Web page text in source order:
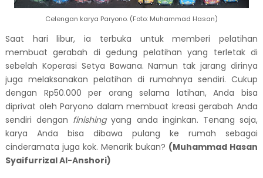
Celengan karya Paryono. (Foto: Muhammad Hasan)
Saat hari libur, ia terbuka untuk memberi pelatihan
membuat gerabah di gedung pelatihan yang terletak di
sebelah Koperasi Setya Bawana. Namun tak jarang dirinya
juga melaksanakan pelatihan di rumahnya sendiri. Cukup
dengan Rp50.000 per orang selama latihan, Anda bisa
diprivat oleh Paryono dalam membuat kreasi gerabah Anda
sendiri dengan finishingyang anda inginkan. Tenang saja,
karya Anda bisa dibawa pulang ke rumah sebagai
cinderamata juga kok. Menarik bukan? (Muhammad Hasan
Syaifurrizal Al-Anshori)